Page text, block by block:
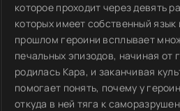
которое проходит через девять
которых имеет собственный язык
прошлом героини всплывает
печальных эпизодов, начиная от
родилась Кара, и заканчивая
помогает понять, почему у
откуда в ней тяга к